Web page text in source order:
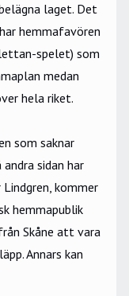
laget. Det
hemmafavören
spelet) som
medan
hela riket.
som saknar
sidan har
kommer
hemmapublik
Skåne att vara
Annars kan